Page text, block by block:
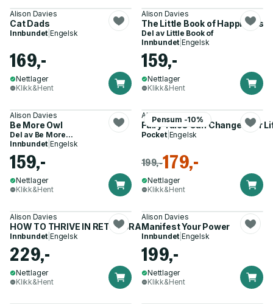
Alison Davies
Cat Dads
Innbundet |Engelsk
169,-
Nettlager
Klikk&Hent
Alison Davies
The Little Book of Happiness
Del av Little Book of
Innbundet |Engelsk
159,-
Nettlager
Klikk&Hent
Alison Davies
Be More Owl
Del av Be More...
Innbundet |Engelsk
159,-
Nettlager
Klikk&Hent
Pensum -10%
Alison Davies
Fairy Tales Can Change Your
Pocket| Engelsk
199,-179,-
Nettlager
Klikk&Hent
Alison Davies
HOW TO THRIVE IN RETROGRADE HB
Innbundet |Engelsk
229,-
Nettlager
Klikk&Hent
Alison Davies
Manifest Your Power
Innbundet |Engelsk
199,-
Nettlager
Klikk&Hent